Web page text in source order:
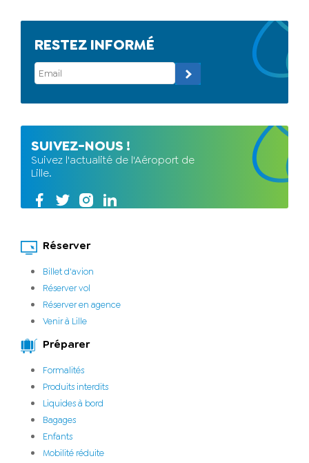
RESTEZ INFORMÉ
SUIVEZ-NOUS !
Suivez l'actualité de l'Aéroport de
Lille.
Réserver
Billet d'avion
Réserver vol
Réserver en agence
Venir à Lille
Préparer
Formalités
Produits interdits
Liquides à bord
Bagages
Enfants
Mobilité réduite